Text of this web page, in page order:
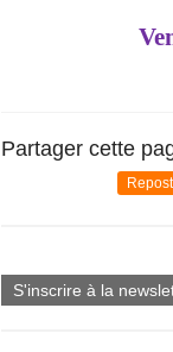
Partager cette
Repost
S'inscrire à la